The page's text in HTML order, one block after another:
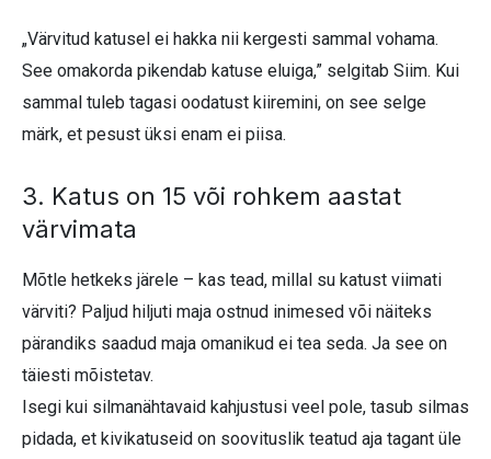
„Värvitud katusel ei hakka nii kergesti sammal vohama.
See omakorda pikendab katuse eluiga,” selgitab Siim. Kui
sammal tuleb tagasi oodatust kiiremini, on see selge
märk, et pesust üksi enam ei piisa.
3. Katus on 15 või rohkem aastat
värvimata
Mõtle hetkeks järele – kas tead, millal su katust viimati
värviti? Paljud hiljuti maja ostnud inimesed või näiteks
pärandiks saadud maja omanikud ei tea seda. Ja see on
täiesti mõistetav.
Isegi kui silmanähtavaid kahjustusi veel pole, tasub silmas
pidada, et kivikatuseid on soovituslik teatud aja tagant üle